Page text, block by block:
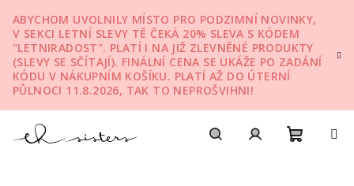
na
obsah
ABYCHOM UVOLNILY MÍSTO PRO PODZIMNÍ NOVINKY,
V SEKCI LETNÍ SLEVY TĚ ČEKÁ 20% SLEVA S KÓDEM
"LETNIRADOST". PLATÍ I NA JIŽ ZLEVNĚNÉ PRODUKTY
(SLEVY SE SČÍTAJÍ). FINÁLNÍ CENA SE UKÁŽE PO ZADÁNÍ
KÓDU V NÁKUPNÍM KOŠÍKU. PLATÍ AŽ DO ÚTERNÍ
PŮLNOCI 11.8.2026, TAK TO NEPROŠVIHNI!